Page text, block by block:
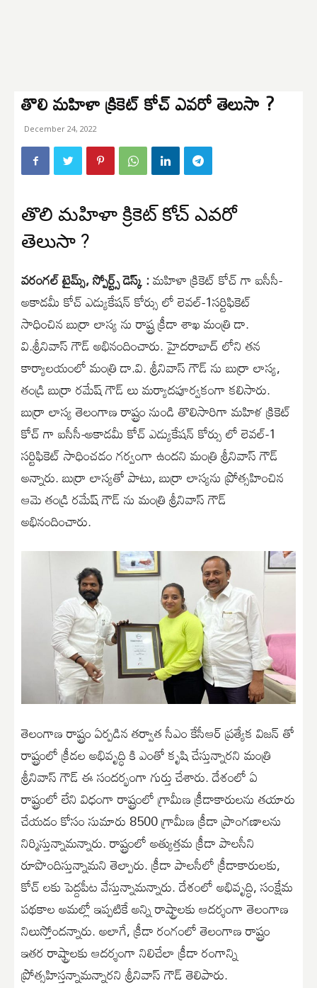
తొలి మహిళా క్రికెట్ కోచ్ ఎవరో తెలుసా ?
December 24, 2022
తొలి మహిళా క్రికెట్ కోచ్ ఎవరో
తెలుసా ?
వరంగల్ టైమ్స్, స్పోర్ట్స్ డెస్క్ :మహిళా క్రికెట్ కోచ్ గా ఐసీసీ-
అకాడమీ కోచ్ ఎడ్యుకేషన్ కోర్సు లో లెవల్-1సర్టిఫికెట్
సాధించిన బుర్రా లాస్య ను రాష్ట్ర క్రీడా శాఖ మంత్రి డా.
వి.శ్రీనివాస్ గౌడ్ అభినందించారు. హైదరాబాద్ లోని తన
కార్యాలయంలో మంత్రి డా.వి. శ్రీనివాస్ గౌడ్ ను బుర్రా లాస్య,
తండ్రి బుర్రా రమేష్ గౌడ్ లు మర్యాదపూర్వకంగా కలిసారు.
బుర్రా లాస్య తెలంగాణ రాష్ట్రం నుండి తొలిసారిగా మహిళ క్రికెట్
కోచ్ గా ఐసీసీ-అకాడమీ కోచ్ ఎడ్యుకేషన్ కోర్సు లో లెవల్-1
సర్టిఫికెట్ సాధించడం గర్వంగా ఉందని మంత్రి శ్రీనివాస్ గౌడ్
అన్నారు. బుర్రా లాస్యతో పాటు, బుర్రా లాస్యను ప్రోత్సహించిన
ఆమె తండ్రి రమేష్ గౌడ్ ను మంత్రి శ్రీనివాస్ గౌడ్
అభినందించారు.
తెలంగాణ రాష్ట్రం ఏర్పడిన తర్వాత సీఎం కేసీఆర్ ప్రత్యేక విజన్ తో
రాష్ట్రంలో క్రీడల అభివృద్ధి కి ఎంతో కృషి చేస్తున్నారని మంత్రి
శ్రీనివాస్ గౌడ్ ఈ సందర్భంగా గుర్తు చేశారు. దేశంలో ఏ
రాష్ట్రంలో లేని విధంగా రాష్ట్రంలో గ్రామీణ క్రీడాకారులను తయారు
చేయడం కోసం సుమారు 8500 గ్రామీణ క్రీడా ప్రాంగణాలను
నిర్మిస్తున్నామన్నారు. రాష్ట్రంలో అత్యుత్తమ క్రీడా పాలసీని
రూపొందిస్తున్నామని తెల్పారు. క్రీడా పాలసీలో క్రీడాకారులకు,
కోచ్ లకు పెద్దపీట వేస్తున్నామన్నారు. దేశంలో అభివృద్ధి, సంక్షేమ
పథకాల అమల్లో ఇప్పటికే అన్ని రాష్ట్రాలకు ఆదర్శంగా తెలంగాణ
నిలుస్తోందన్నారు. అలాగే, క్రీడా రంగంలో తెలంగాణ రాష్ట్రం
ఇతర రాష్ట్రాలకు ఆదర్శంగా నిలిచేలా క్రీడా రంగాన్ని
ప్రోత్సహిస్తన్నామన్నారని శ్రీనివాస్ గౌడ్ తెలిపారు.